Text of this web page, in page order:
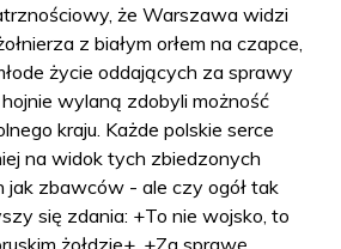
że Warszawa widzi
z białym orłem na czapce,
życie oddających za sprawy
wylaną zdobyli możność
kraju. Każde polskie serce
na widok tych zbiedzonych
jak zbawców - ale czy ogół tak
się zdania: +To nie wojsko, to
żołdzie+, +Za sprawę